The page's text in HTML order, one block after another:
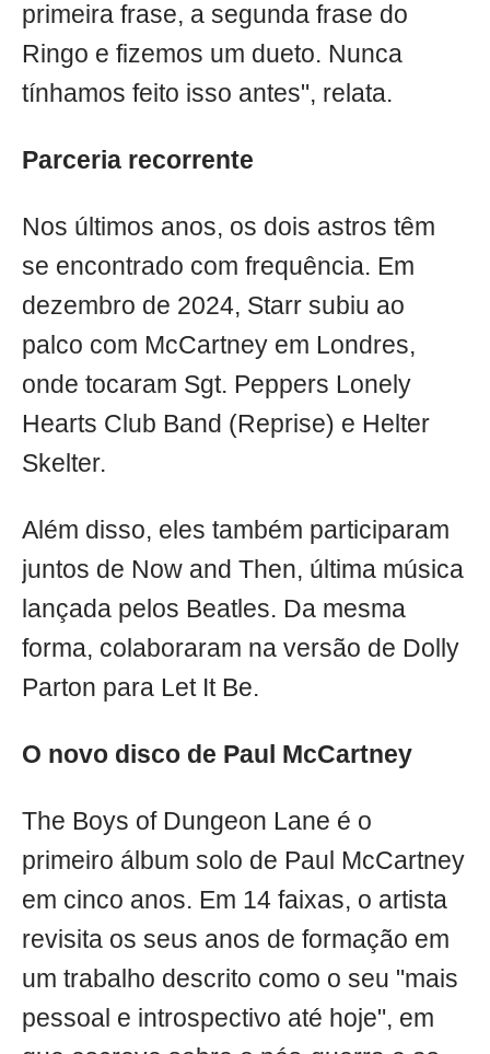
primeira frase, a segunda frase do
Ringo e fizemos um dueto. Nunca
tínhamos feito isso antes", relata.
Parceria recorrente
Nos últimos anos, os dois astros têm
se encontrado com frequência. Em
dezembro de 2024, Starr subiu ao
palco com McCartney em Londres,
onde tocaram Sgt. Peppers Lonely
Hearts Club Band (Reprise) e Helter
Skelter.
Além disso, eles também participaram
juntos de Now and Then, última música
lançada pelos Beatles. Da mesma
forma, colaboraram na versão de Dolly
Parton para Let It Be.
O novo disco de Paul McCartney
The Boys of Dungeon Lane é o
primeiro álbum solo de Paul McCartney
em cinco anos. Em 14 faixas, o artista
revisita os seus anos de formação em
um trabalho descrito como o seu "mais
pessoal e introspectivo até hoje", em